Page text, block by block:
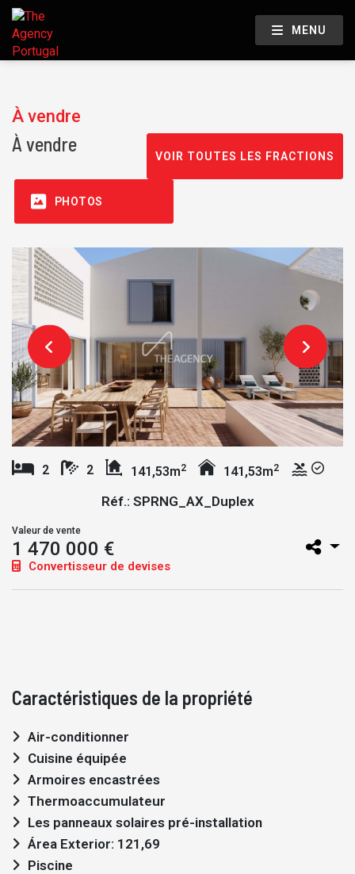
MENU
À vendre
À vendre
VOIR TOUTES LES FRACTIONS
PHOTOS
2 2 141,53m2 141,53m2
Réf.: SPRNG_AX_Duplex
Valeur de vente
1 470 000 €
Convertisseur de devises
Caractéristiques de la propriété
Air-conditionner
Cuisine équipée
Armoires encastrées
Thermoaccumulateur
Les panneaux solaires pré-installation
Área Exterior: 121,69
Piscine